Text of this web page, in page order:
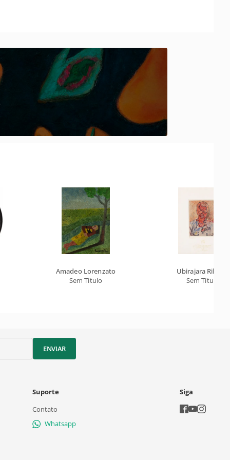
Amadeo Lorenzato
Sem Título
Ubirajara Ribeiro
Sem Título
ENVIAR
Suporte
Contato
Whatsapp
Siga